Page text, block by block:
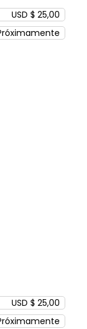
USD $ 25,00
USD $ 25,00